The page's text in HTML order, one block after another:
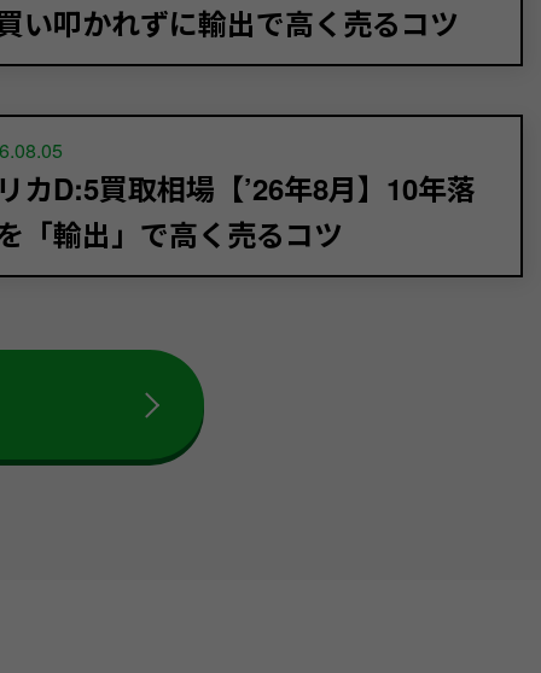
い叩かれずに輸出で高く売るコツ
カD:5買取相場【’26年8月】10年落
「輸出」で高く売るコツ